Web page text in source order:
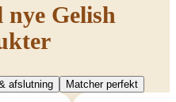
Gelish
afslutning Matcher perfekt